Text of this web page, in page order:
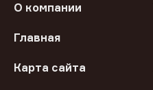
О компании
Главная
Карта сайта